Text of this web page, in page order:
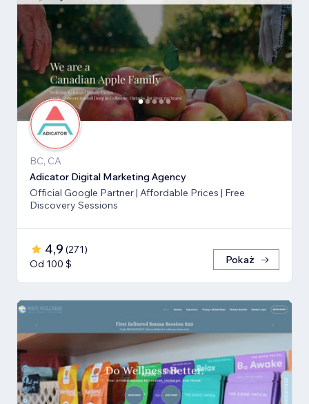
BC, CA
Adicator Digital Marketing Agency
Official Google Partner | Affordable Prices | Free
Discovery Sessions
4,9 (271)
Od 100 $
Pokaż